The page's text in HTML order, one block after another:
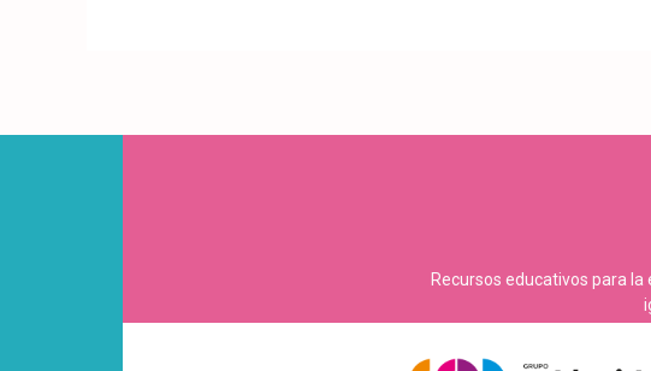
Recursos educativos para